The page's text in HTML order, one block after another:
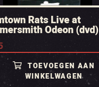
Rats Live at
Odeon (dvd)
TOEVOEGEN AAN
WINKELWAGEN